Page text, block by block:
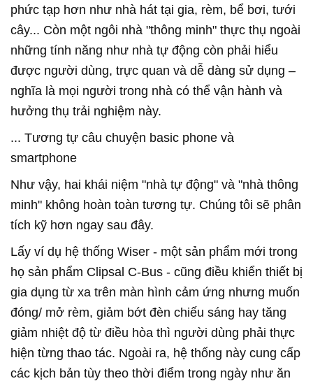
phức tạp hơn như nhà hát tại gia, rèm, bể bơi, tưới
cây... Còn một ngôi nhà "thông minh" thực thụ ngoài
những tính năng như nhà tự động còn phải hiểu
được người dùng, trực quan và dễ dàng sử dụng –
nghĩa là mọi người trong nhà có thể vận hành và
hưởng thụ trải nghiệm này.
... Tương tự câu chuyện basic phone và
smartphone
Như vậy, hai khái niệm "nhà tự động" và "nhà thông
minh" không hoàn toàn tương tự. Chúng tôi sẽ phân
tích kỹ hơn ngay sau đây.
Lấy ví dụ hệ thống Wiser - một sản phẩm mới trong
họ sản phẩm Clipsal C-Bus - cũng điều khiển thiết bị
gia dụng từ xa trên màn hình cảm ứng nhưng muốn
đóng/ mở rèm, giảm bớt đèn chiếu sáng hay tăng
giảm nhiệt độ từ điều hòa thì người dùng phải thực
hiện từng thao tác. Ngoài ra, hệ thống này cung cấp
các kịch bản tùy theo thời điểm trong ngày như ăn